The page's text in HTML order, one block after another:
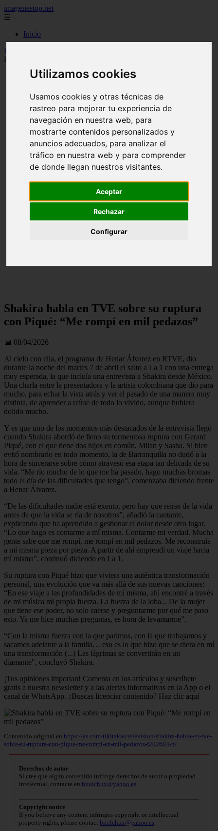
Utilizamos cookies
Usamos cookies y otras técnicas de
rastreo para mejorar tu experiencia de
navegación en nuestra web, para
mostrarte contenidos personalizados y
anuncios adecuados, para analizar el
tráfico en nuestra web y para comprender
de donde llegan nuestros visitantes.
Aceptar
Rechazar
Configurar
imagenestop.net
☰
Inicio
Inicio
Piqué: “Me rompí en mil pedazos”
Shakira habla en TVE sobre su ruptura
con Piqué: “Me rompí en mil pedazos”
📅 08/04/2026
Al cielo con ella, el programa de Henar Álvarez en RTVE, dio
durante la noche del martes 7 de abril el salto a La 1 con una entrega
muy esperada, la que incluía una entrevista a Shakira desde México.
Una charla entre la presentadora y la artista colombiana que dio para
mucho, para echar la vista atrás y ver el pasado de una manera muy
distinta, de aprender a reírse de todo lo vivido, aunque hubiera
dolido mucho.
Y es que uno de los momentos más destacados de la entrevista llegó
cuando Shakira abordó de lleno su tormentosa ruptura con Gerard
Piqué, con el que tiene dos hijos en común, Milan y Sasha. Si bien
evitó nombrarlo en todo momento, la de Barranquilla no dudó a la
hora de sincerarse sobre cómo atravesó esa etapa tan delicada de su
vida. “Me río mucho de lo que me ha pasado, hago muchas bromas
todo el día de las dificultades que tengo”, comenzaba diciendo frente
a Henar Álvarez.
“De las dificultades nadie está exento, pero hay que reírse de la vida
antes de que la vida se ría de nosotros”, añadió la cantante,
explicando que ha aprendido a gestionar el dolor desde otro lugar.
“Lo que hago es contarme a mí misma. Contarme mi verdad. Mucha
gente sabe que me rompí, me rompí en mil pedazos. Me reconstruía
a mí misma pieza por pieza. A partir de ahí emprendí un viaje hacia
mí misma”, continuó diciendo en La 1.
Su ruptura con Piqué hizo que viviera una auténtica transformación
personal, una evolución que va más allá de sus nuevas canciones:
“En ese viaje a las profundidades de mí misma, ahí encontré a través
de mi música mi propia fuerza. La fuerza de la loba... De la mujer
que tiene ese poder, no solo caerse y preguntarme por qué me paso
esto. Ya me hice muchas preguntas, es hora de levantarme”.
“Con la misma fuerza con la que parimos, con la que trabajamos y
sacamos adelante a la familia… eso es lo que hizo que se diera en mí
una transformación (...) Las lágrimas se convertirán en un
diamante", concluyó Shakira.
¡Tus opiniones importan! Comenta en los artículos y suscríbete
gratis a nuestra newsletter y a las alertas informativas en la App o el
canal de WhatsApp. ¿Buscas licenciar contenido? Haz clic aquí
Contenido original en https://as.com/tikitakas/television/shakira-habla-en-tve-
sobre-su-ruptura-con-pique-me-rompi-en-mil-pedazos-f202604-n/
Derechos de autor
Si cree que algún contenido infringe derechos de autor o propiedad
intelectual, contacte en bitelchux@yahoo.es.
Copyright notice
If you believe any content infringes copyright or intellectual
property rights, please contact bitelchux@yahoo.es.